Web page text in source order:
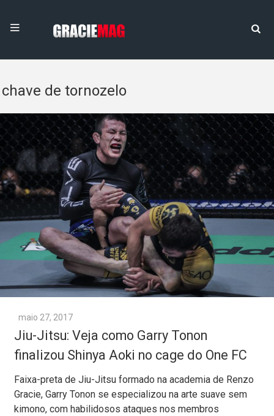
chave de tornozelo
maio 27, 2017
Jiu-Jitsu: Veja como Garry Tonon
finalizou Shinya Aoki no cage do One FC
Faixa-preta de Jiu-Jitsu formado na academia de Renzo
Gracie, Garry Tonon se especializou na arte suave sem
kimono, com habilidosos ataques nos membros